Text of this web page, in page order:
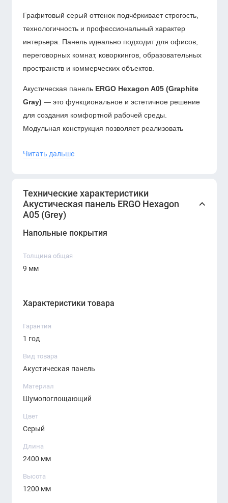
Графитовый серый оттенок подчёркивает строгость,
технологичность и профессиональный характер
интерьера. Панель идеально подходит для офисов,
переговорных комнат, коворкингов, образовательных
пространств и коммерческих объектов.
Акустическая панель ERGO Hexagon A05 (Graphite
Gray) — это функциональное и эстетичное решение
для создания комфортной рабочей среды.
Модульная конструкция позволяет реализовать
звукопоглощения.
панели Hexagon становятся частью продуманной
системы, формируя тихое, стильное и продуктивное
пространство.
Читать дальше
Технические характеристики
Акустическая панель ERGO Hexagon
A05 (Grey)
Напольные покрытия
Толщина общая
9 мм
Характеристики товара
Гарантия
1 год
Вид товара
Акустическая панель
Материал
Шумопоглощающий
Цвет
Серый
Длина
2400 мм
Высота
1200 мм